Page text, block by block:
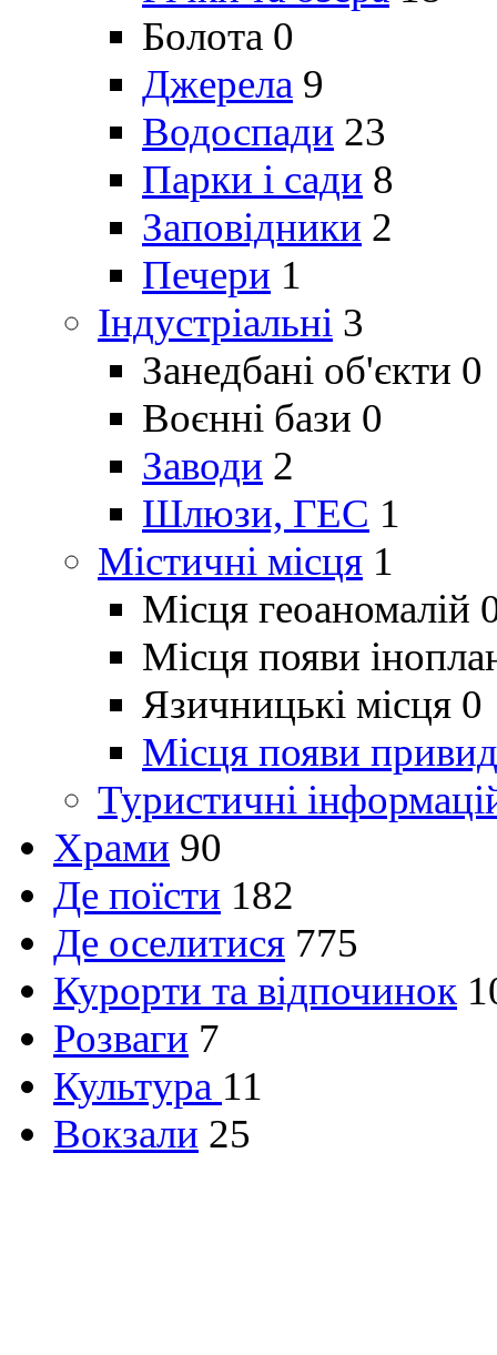
Болота 0
Джерела 9
Водоспади 23
Парки і сади 8
Заповідники 2
Печери 1
Індустріальні 3
Занедбані об'єкти 0
Воєнні бази 0
Заводи 2
Шлюзи, ГЕС 1
Містичні місця 1
Місця геоаномалій
Місця появи
Язичницькі місця 0
Місця появи
Туристичні
Храми 90
Де поїсти 182
Де оселитися 775
Курорти та відпочинок
Розваги 7
Культура 11
Вокзали 25